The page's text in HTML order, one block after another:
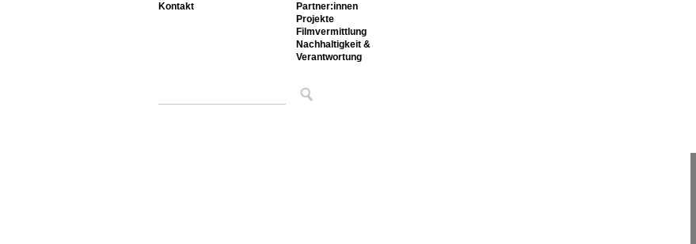
Partner:innen
Projekte
Filmvermittlung
Nachhaltigkeit &
Verantwortung
Kontakt